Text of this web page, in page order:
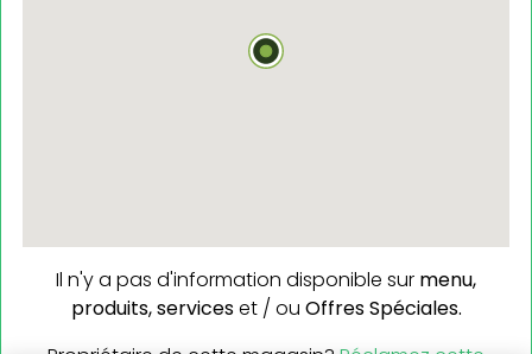
Il n'y a pas d'information disponible sur menu,
produits,serviceset / ou Offres Spéciales.